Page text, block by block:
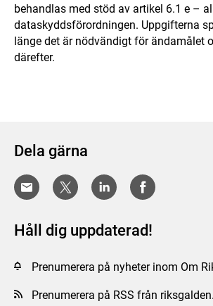
behandlas med stöd av artikel 6.1 e –
dataskyddsförordningen. Uppgifterna
länge det är nödvändigt för ändamålet
därefter.
Dela gärna
Håll dig uppdaterad!
Prenumerera på nyheter inom Om
Prenumerera på RSS från